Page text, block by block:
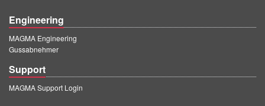
Engineering
MAGMA Engineering
Gussabnehmer
Support
MAGMA Support Login